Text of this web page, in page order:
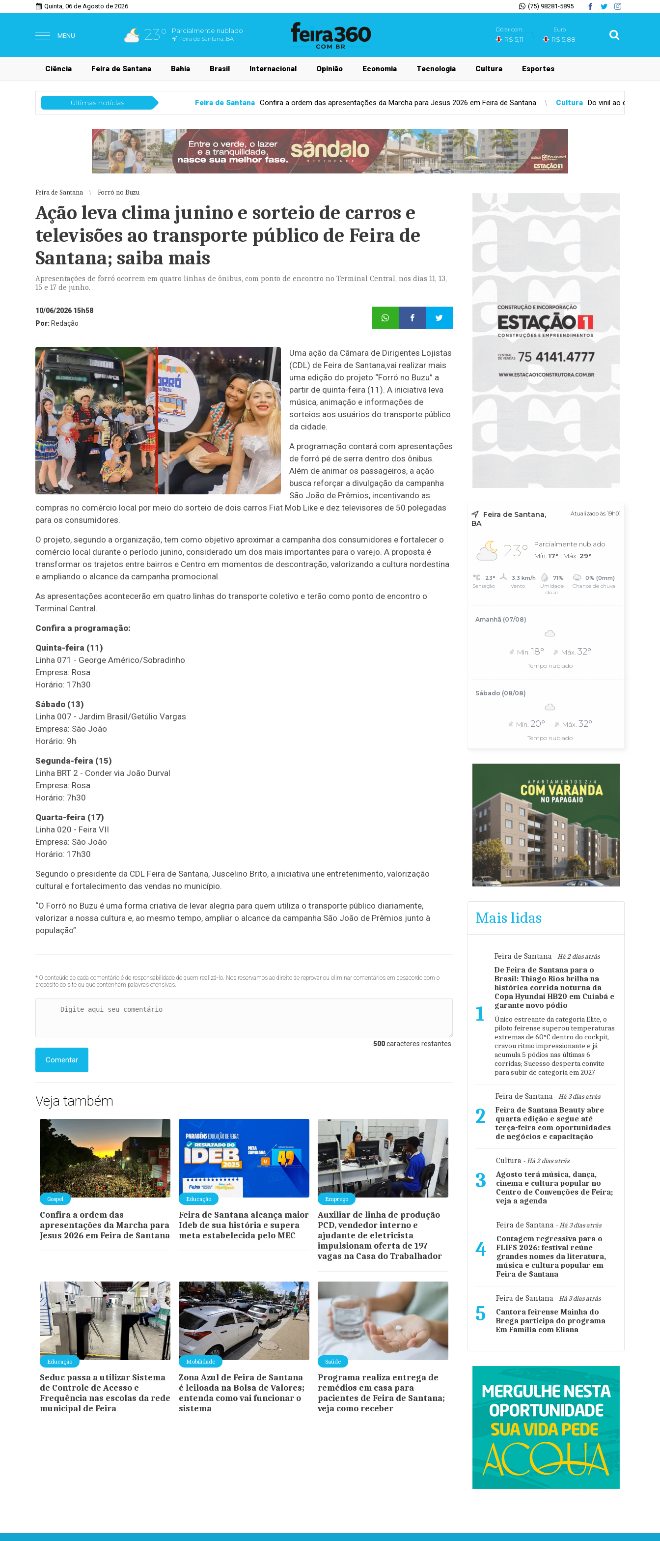
Quinta, 06 de Agosto de 2026 (75) 98281-5895
MENU 23° Parcialmente nublado
Feira de Santana, BA
Dólar com.
R$ 5,11
Euro
R$ 5,88
Ciência Feira de Santana Bahia Brasil Internacional Opinião Economia Tecnologia Cultura Esportes
Últimas notícias
Feira de Santana Confira a ordem das apresentações da Marcha para Jesus 2026 em Feira de Santana Cultura Do vinil ao cinema: veja as atrações do fim de semana de
Feira de Santana Forró no Buzu
Ação leva clima junino e sorteio de carros e
televisões ao transporte público de Feira de
Santana; saiba mais
Apresentações de forró ocorrem em quatro linhas de ônibus, com ponto de encontro no Terminal Central, nos dias 11, 13,
15 e 17 de junho.
10/06/2026 15h58
Por: Redação
Uma ação da Câmara de Dirigentes Lojistas
(CDL) de Feira de Santana,vai realizar mais
uma edição do projeto “Forró no Buzu” a
partir de quinta-feira (11). A iniciativa leva
música, animação e informações de
sorteios aos usuários do transporte público
da cidade.
A programação contará com apresentações
de forró pé de serra dentro dos ônibus.
Além de animar os passageiros, a ação
busca reforçar a divulgação da campanha
São João de Prêmios, incentivando as
compras no comércio local por meio do sorteio de dois carros Fiat Mob Like e dez televisores de 50 polegadas
para os consumidores.
O projeto, segundo a organização, tem como objetivo aproximar a campanha dos consumidores e fortalecer o
comércio local durante o período junino, considerado um dos mais importantes para o varejo. A proposta é
transformar os trajetos entre bairros e Centro em momentos de descontração, valorizando a cultura nordestina
e ampliando o alcance da campanha promocional.
As apresentações acontecerão em quatro linhas do transporte coletivo e terão como ponto de encontro o
Terminal Central.
Confira a programação:
Quinta-feira (11)
Linha 071 - George Américo/Sobradinho
Empresa: Rosa
Horário: 17h30
Sábado (13)
Linha 007 - Jardim Brasil/Getúlio Vargas
Empresa: São João
Horário: 9h
Segunda-feira (15)
Linha BRT 2 - Conder via João Durval
Empresa: Rosa
Horário: 7h30
Quarta-feira (17)
Linha 020 - Feira VII
Empresa: São João
Horário: 17h30
Segundo o presidente da CDL Feira de Santana, Juscelino Brito, a iniciativa une entretenimento, valorização
cultural e fortalecimento das vendas no município.
“O Forró no Buzu é uma forma criativa de levar alegria para quem utiliza o transporte público diariamente,
valorizar a nossa cultura e, ao mesmo tempo, ampliar o alcance da campanha São João de Prêmios junto à
população”.
* O conteúdo de cada comentário é de responsabilidade de quem realizá-lo. Nos reservamos ao direito de reprovar ou eliminar comentários em desacordo com o
propósito do site ou que contenham palavras ofensivas.
500caracteres restantes.
Comentar
Veja também
Gospel
Confira a ordem das
apresentações da Marcha para
Jesus 2026 em Feira de Santana
Educação
Feira de Santana alcança maior
Ideb de sua história e supera
meta estabelecida pelo MEC
Emprego
Auxiliar de linha de produção
PCD, vendedor interno e
ajudante de eletricista
impulsionam oferta de 197
vagas na Casa do Trabalhador
Educação
Seduc passa a utilizar Sistema
de Controle de Acesso e
Frequência nas escolas da rede
municipal de Feira
Mobilidade
Zona Azul de Feira de Santana
é leiloada na Bolsa de Valores;
entenda como vai funcionar o
sistema
Saúde
Programa realiza entrega de
remédios em casa para
pacientes de Feira de Santana;
veja como receber
Feira de Santana,
BA
Atualizado às 19h01
23°
Parcialmente nublado
Mín. 17° Máx. 29°
23°
Sensação
3.3 km/h
Vento
71%
Umidade
do ar
0% (0mm)
Chance de chuva
Amanhã (07/08)
Mín. 18° Máx. 32°
Tempo nublado
Sábado (08/08)
Mín. 20° Máx. 32°
Tempo nublado
Mais lidas
1
Feira de Santana - Há 2 dias atrás
De Feira de Santana para o
Brasil: Thiago Rios brilha na
histórica corrida noturna da
Copa Hyundai HB20 em Cuiabá e
garante novo pódio
Único estreante da categoria Elite, o
piloto feirense superou temperaturas
extremas de 60°C dentro do cockpit,
cravou ritmo impressionante e já
acumula 5 pódios nas últimas 6
corridas; Sucesso desperta convite
para subir de categoria em 2027
2
Feira de Santana - Há 3 dias atrás
Feira de Santana Beauty abre
quarta edição e segue até
terça-feira com oportunidades
de negócios e capacitação
3
Cultura - Há 2 dias atrás
Agosto terá música, dança,
cinema e cultura popular no
Centro de Convenções de Feira;
veja a agenda
4
Feira de Santana - Há 3 dias atrás
Contagem regressiva para o
FLIFS 2026: festival reúne
grandes nomes da literatura,
música e cultura popular em
Feira de Santana
5
Feira de Santana - Há 3 dias atrás
Cantora feirense Mainha do
Brega participa do programa
Em Família com Eliana